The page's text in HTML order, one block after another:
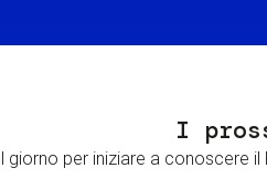
I
giorno per iniziare a conoscere